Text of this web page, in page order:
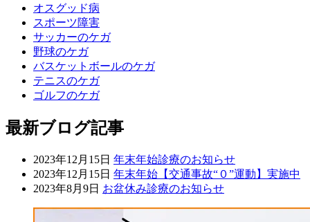
オスグッド病
スポーツ障害
サッカーのケガ
野球のケガ
バスケットボールのケガ
テニスのケガ
ゴルフのケガ
最新ブログ記事
2023年12月15日 年末年始診療のお知らせ
2023年12月15日 年末年始【交通事故“０”運動】実施中
2023年8月9日 お盆休み診療のお知らせ